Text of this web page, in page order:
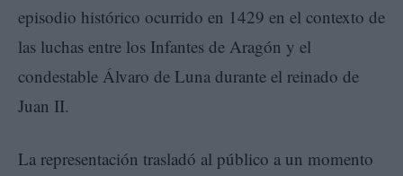
episodio histórico ocurrido en 1429 en el contexto de
las luchas entre los Infantes de Aragón y el
condestable Álvaro de Luna durante el reinado de
Juan II.
La representación trasladó al público a un momento